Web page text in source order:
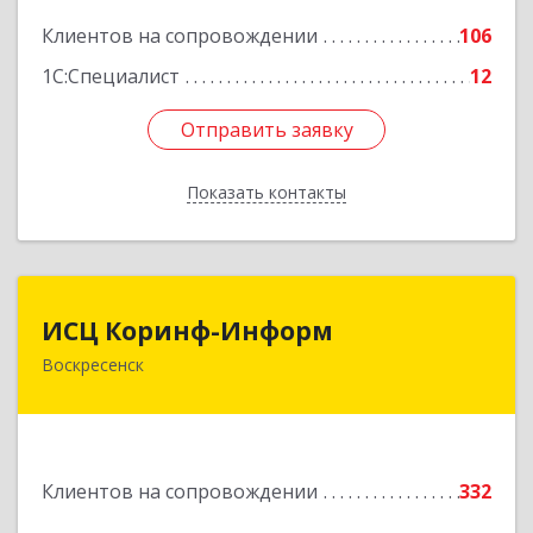
Клиентов на сопровождении
106
1С:Специалист
12
Отправить заявку
Показать контакты
Отправить заявку
Назад
ИСЦ Коринф-Информ
Воскресенск
Клиентов на сопровождении 332
ИСЦ Коринф-Информ
140200, Московская обл, Воскресенский р-н,
Подробнее